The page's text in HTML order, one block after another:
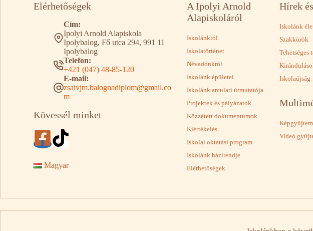
Elérhetőségek
Cím:
Ipolyi Arnold Alapiskola
Ipolybalog, Fő utca 294, 991 11
Ipolybalog
Telefon:
+421 (047) 48-85-120
E-mail:
zsaivjm.balognadiplom@gmail.co
m
Kövessél minket
Magyar
A Ipolyi Arnold
Alapiskoláról
Iskolánkról
Iskolatörténet
Névadónkról
Iskolánk épületei
Iskolánk arculati útmutatója
Projektek és pályázatok
Közzétett dokumentumok
Kiértékelés
Iskolai oktatási program
Iskolánk házirendje
Elérhetőségek
Hírek
Iskolánk
Szakkörök
Tehetséges
Iskolaújság
Videó